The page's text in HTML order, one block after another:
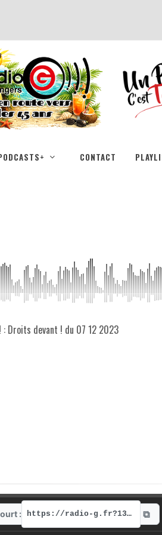
CONTACT
: Droits devant ! du 07 12 2023
: https://radio-g.fr?13260 ⧉